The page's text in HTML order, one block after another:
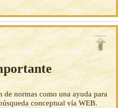
normas como una ayuda para
conceptual vía WEB.